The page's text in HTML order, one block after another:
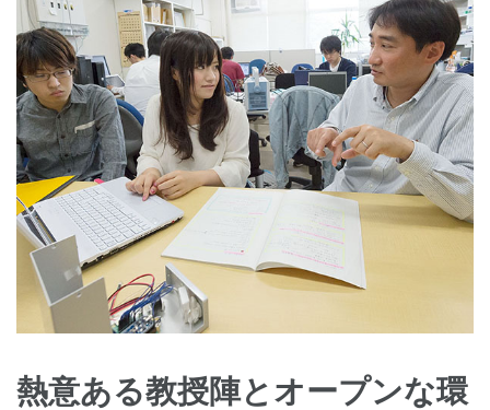
押
す)
熱意ある教授陣とオープンな環